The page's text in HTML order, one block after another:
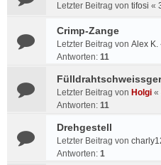
Letzter Beitrag von tifosi «
Crimp-Zange
Letzter Beitrag von Alex K.
Antworten: 11
Letzter Beitrag von Holgi «
Antworten: 11
Drehgestell
Letzter Beitrag von
Antworten: 1